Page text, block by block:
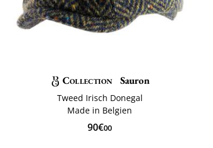
Collection Sauron
Tweed Irisch Donegal
Made in Belgien
90€00